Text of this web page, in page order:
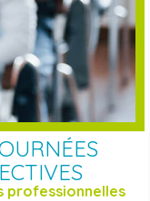
professionnelles